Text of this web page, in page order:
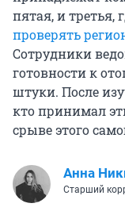
пятая, и третья,
проверять
Сотрудники
готовности к
штуки. После
кто принимал
срыве этого
Анна
Старший